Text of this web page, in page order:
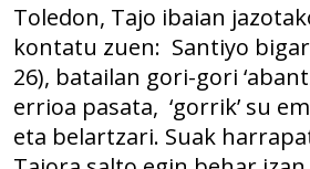
Toledon, Tajo ibaian
kontatu zuen: Santiyo
26), batailan gori-gori
errioa pasata, ‘gorrik’ su
eta belartzari. Suak